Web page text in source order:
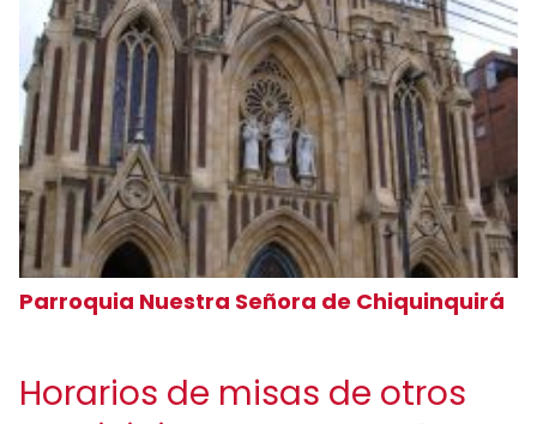
Parroquia Nuestra Señora de Chiquinquirá
Horarios de misas de otros